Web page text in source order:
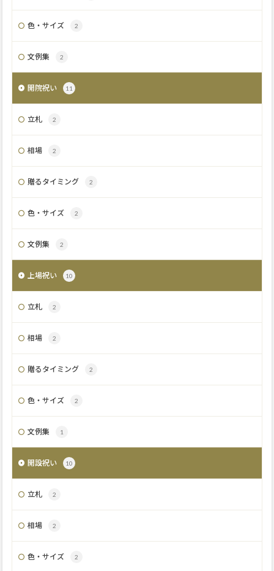
色・サイズ 2
文例集 2
開院祝い 11
立札 2
相場 2
贈るタイミング 2
色・サイズ 2
文例集 2
上場祝い 10
立札 2
相場 2
贈るタイミング 2
色・サイズ 2
文例集 1
開設祝い 10
立札 2
相場 2
色・サイズ 2